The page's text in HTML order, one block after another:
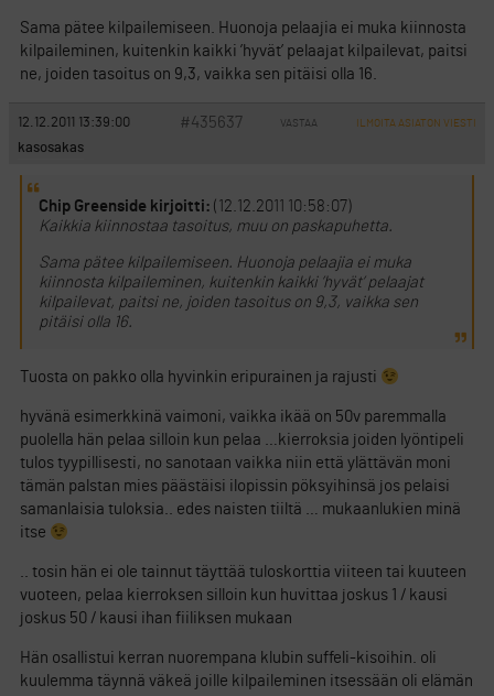
Sama pätee kilpailemiseen. Huonoja pelaajia ei muka kiinnosta
kilpaileminen, kuitenkin kaikki ’hyvät’ pelaajat kilpailevat, paitsi
ne, joiden tasoitus on 9,3, vaikka sen pitäisi olla 16.
12.12.2011 13:39:00 #435637 VASTAA ILMOITA ASIATON VIESTI
kasosakas
Chip Greenside kirjoitti: (12.12.2011 10:58:07)
Kaikkia kiinnostaa tasoitus, muu on paskapuhetta.
Sama pätee kilpailemiseen. Huonoja pelaajia ei muka
kiinnosta kilpaileminen, kuitenkin kaikki ’hyvät’ pelaajat
kilpailevat, paitsi ne, joiden tasoitus on 9,3, vaikka sen
pitäisi olla 16.
Tuosta on pakko olla hyvinkin eripurainen ja rajusti
hyvänä esimerkkinä vaimoni, vaikka ikää on 50v paremmalla
puolella hän pelaa silloin kun pelaa …kierroksia joiden lyöntipeli
tulos tyypillisesti, no sanotaan vaikka niin että ylättävän moni
tämän palstan mies päästäisi ilopissin pöksyihinsä jos pelaisi
samanlaisia tuloksia.. edes naisten tiiltä … mukaanlukien minä
itse
.. tosin hän ei ole tainnut täyttää tuloskorttia viiteen tai kuuteen
vuoteen, pelaa kierroksen silloin kun huvittaa joskus 1 / kausi
joskus 50 / kausi ihan fiiliksen mukaan
Hän osallistui kerran nuorempana klubin suffeli-kisoihin. oli
kuulemma täynnä väkeä joille kilpaileminen itsessään oli elämän